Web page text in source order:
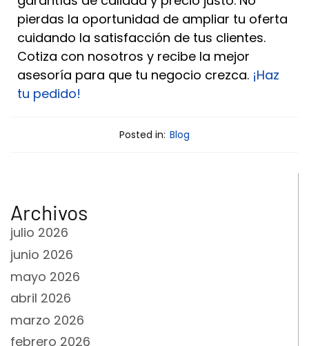
pierdas la oportunidad de ampliar tu oferta
cuidando la satisfacción de tus clientes.
Cotiza con nosotros y recibe la mejor
asesoría para que tu negocio crezca. ¡Haz
tu pedido!
Posted in: Blog
Archivos
julio 2026
junio 2026
mayo 2026
abril 2026
marzo 2026
febrero 2026